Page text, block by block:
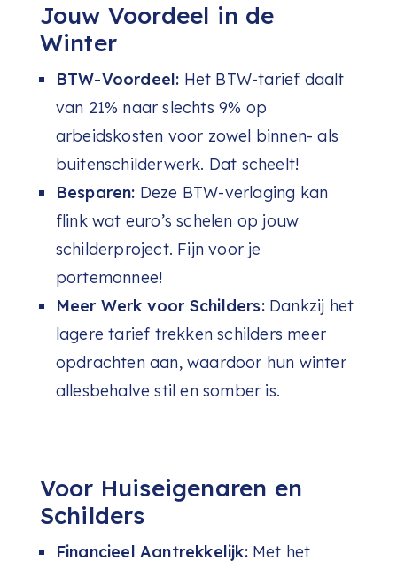
Jouw Voordeel in de
Winter
BTW-Voordeel: Het BTW-tarief daalt
van 21% naar slechts 9% op
arbeidskosten voor zowel binnen- als
buitenschilderwerk. Dat scheelt!
Besparen: Deze BTW-verlaging kan
flink wat euro’s schelen op jouw
schilderproject. Fijn voor je
portemonnee!
Meer Werk voor Schilders:Dankzij het
lagere tarief trekken schilders meer
opdrachten aan, waardoor hun winter
allesbehalve stil en somber is.
Voor Huiseigenaren en
Schilders
Financieel Aantrekkelijk:Met het